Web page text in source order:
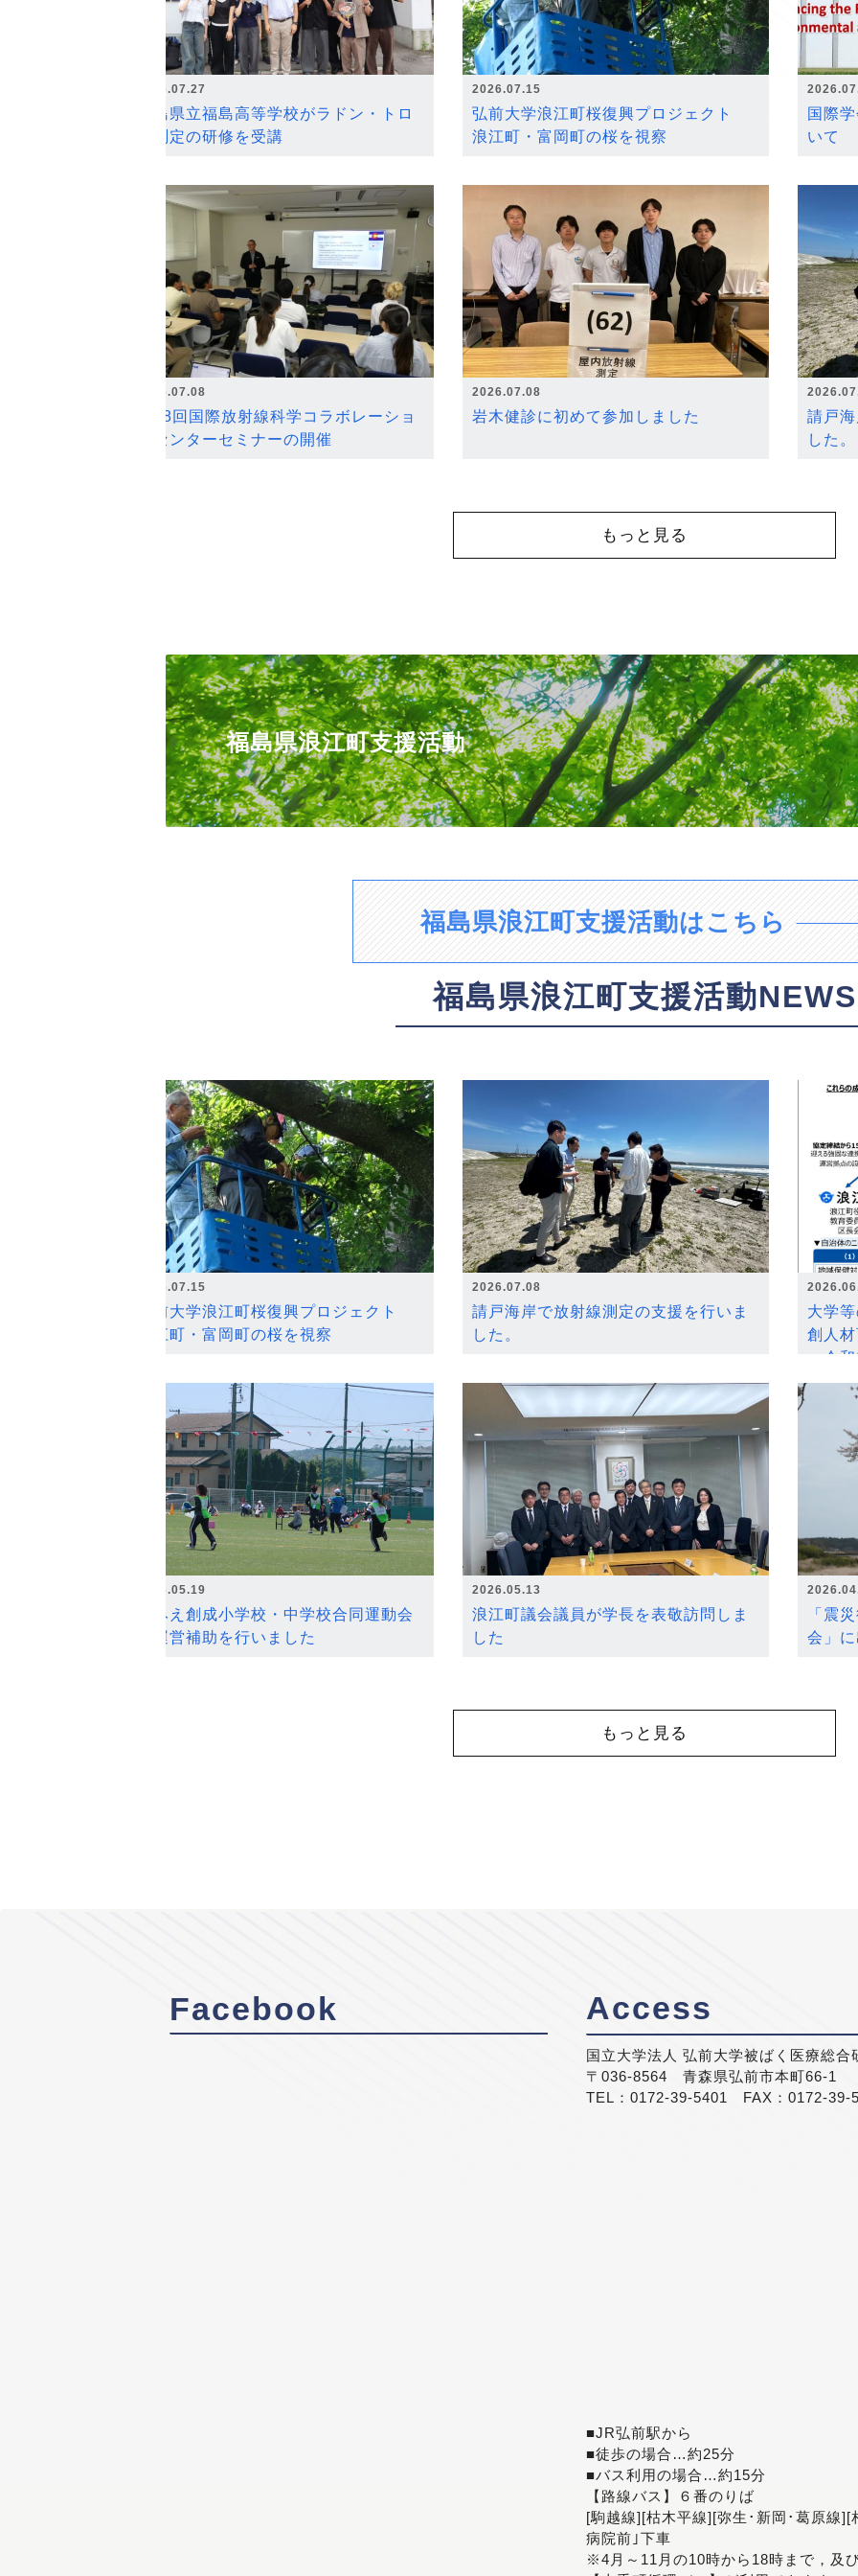
2026.07.27
福島県立福島高等学校がラドン・トロ
ン測定の研修を受講
2026.07.15
弘前大学浪江町桜復興プロジェクト
浪江町・富岡町の桜を視察
国際
いて
2026.07.08
第18回国際放射線科学コラボレーショ
ンセンターセミナーの開催
2026.07.08
岩木健診に初めて参加しました
請戸
した。
もっと見る
福島県浪江町支援活動
福島県浪江町支援活動はこちら
福島県浪江町支援活動NEWS
2026.07.15
弘前大学浪江町桜復興プロジェクト
浪江町・富岡町の桜を視察
2026.07.08
請戸海岸で放射線測定の支援を行いま
した。
大学
創人
～令
2026.05.19
なみえ創成小学校・中学校合同運動会
の運営補助を行いました
2026.05.13
浪江町議会議員が学長を表敬訪問しま
した
「震
会」
もっと見る
Facebook Access
国立大学法人 弘前大学被ばく医療総合
〒036-8564 青森県弘前市本町66-1
TEL：0172-39-5401 FAX：0172-39-
■JR弘前駅から
■徒歩の場合…約25分
■バス利用の場合…約15分
【路線バス】６番のりば
[駒越線][枯木平線][弥生･新岡･葛原線
病院前｣下車
※4月～11月の10時から18時まで，及